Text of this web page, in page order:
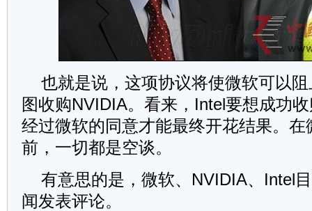
也就是说，这项协议将使微软可以阻
图收购NVIDIA。看来，Intel要想成功
经过微软的同意才能最终开花结果。在
前，一切都是空谈。
有意思的是，微软、NVIDIA、Intel
闻发表评论。